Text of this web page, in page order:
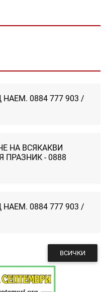
0884 777 903 /
НА ВСЯКАКВИ
ПРАЗНИК - 0888
0884 777 903 /
ВСИЧКИ